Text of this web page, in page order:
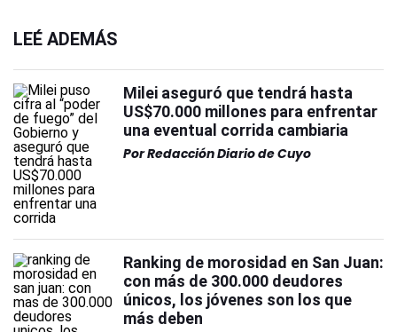
LEÉ ADEMÁS
Milei aseguró que tendrá hasta
US$70.000 millones para enfrentar
una eventual corrida cambiaria
PorRedacción Diario de Cuyo
Ranking de morosidad en San Juan:
con más de 300.000 deudores
únicos, los jóvenes son los que
más deben